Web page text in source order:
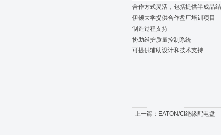
合作方式灵活，包括提供半成品
伊顿大学提供合作盘厂培训项目
制造过程支持
协助维护质量控制系统
可提供辅助设计和技术支持
上一篇： EATON/CI绝缘配电盘